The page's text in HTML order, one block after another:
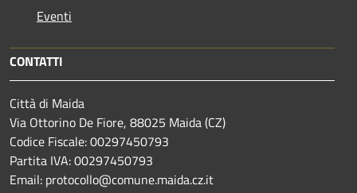
Eventi
CONTATTI
Città di Maida
Via Ottorino De Fiore, 88025 Maida (CZ)
Codice Fiscale: 00297450793
Partita IVA: 00297450793
Email: protocollo@comune.maida.cz.it